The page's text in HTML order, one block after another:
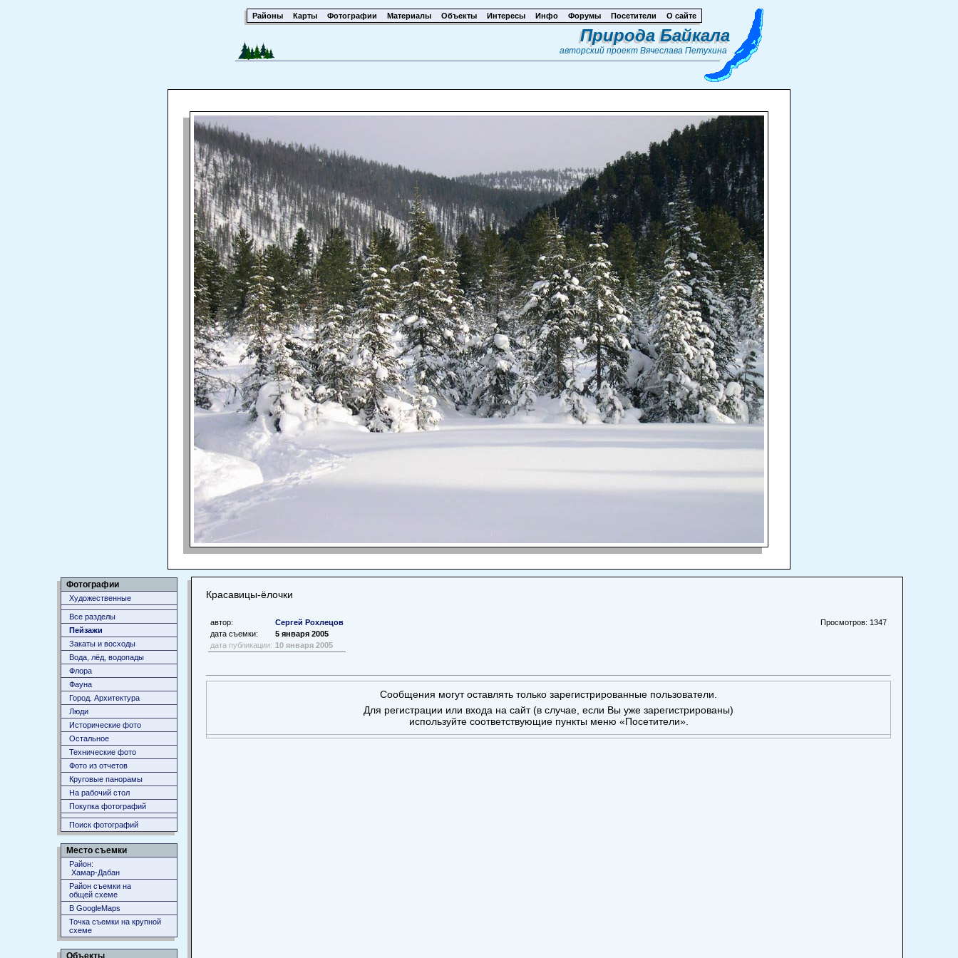
Районы Карты Фотографии Материалы Объекты Интересы Инфо Форумы Посетители О сайте
Природа Байкала
авторский проект Вячеслава Петухина
Фотографии
Художественные
Все разделы
Пейзажи
Закаты и восходы
Вода, лёд, водопады
Флора
Фауна
Город. Архитектура
Люди
Исторические фото
Остальное
Технические фото
Фото из отчетов
Круговые панорамы
На рабочий стол
Покупка фотографий
Поиск фотографий
Место съемки
Район:
Хамар-Дабан
Район съемки на
общей схеме
В GoogleMaps
Точка съемки на крупной
схеме
Объекты
Красавицы-ёлочки
автор:
Сергей Рохлецов
дата съемки:
5 января 2005
дата публикации: 10 января 2005
Просмотров: 1347
Сообщения могут оставлять только зарегистрированные пользователи.
Для регистрации или входа на сайт (в случае, если Вы уже зарегистрированы)
используйте соответствующие пункты меню «Посетители».